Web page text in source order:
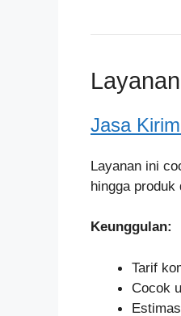
Jasa
Layanan ini
hingga produk
Keunggulan:
Tarif
Cocok